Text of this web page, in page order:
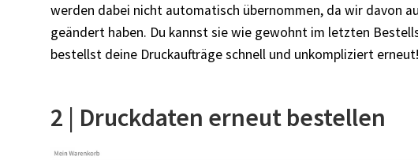
werden dabei nicht automatisch übernommen, da wir davon
geändert haben. Du kannst sie wie gewohnt im letzten
bestellst deine Druckaufträge schnell und unkompliziert erneut!
2 | Druckdaten erneut bestellen